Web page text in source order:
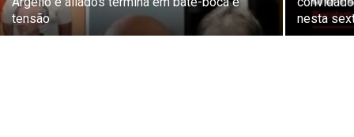
tensão
nesta